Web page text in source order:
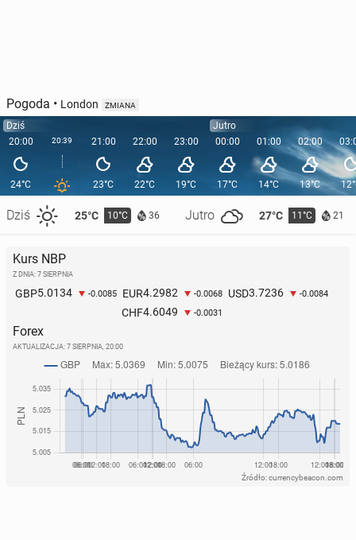
Pogoda • London ZMIANA
Dziś
20:00
24°C
Dziś 25°C 10°C 36 Jutro 27°C 11°C 21
20:39 21:00
23°C
22:00
22°C
23:00
19°C
Jutro
00:00
17°C
01:00
14°C
02:00
13°C
Kurs NBP
Z DNIA: 7 SIERPNIA
GBP5.0134 -0.0085 EUR4.2982 -0.0068 USD3.7236 -0.0084
CHF4.6049 -0.0031
Forex
AKTUALIZACJA: 7 SIERPNIA, 20:00
Źródło: currencybeacon.com